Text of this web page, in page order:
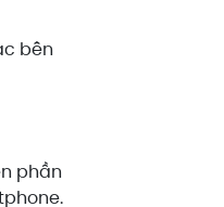
bên
phần